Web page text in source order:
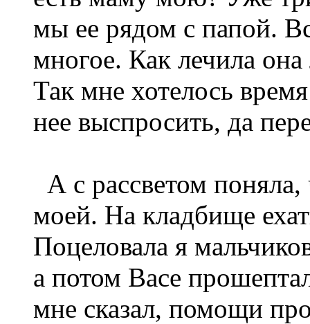
мы ее рядом с папой.
многое. Как лечила
Так мне хотелось
нее выспросить, да
А с рассветом
моей. На кладбище
Поцеловала я
а потом Васе
мне сказал, помощи